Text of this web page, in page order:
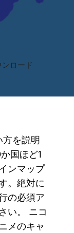
ロード
方を説明
国ほど1
ンマップ
。絶対に
の必須ア
い。 ニコ
メのキャ